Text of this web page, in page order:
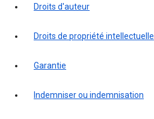
droits d'auteur
droits de propriété intellectuelle
garantie
indemniser ou indemnisation